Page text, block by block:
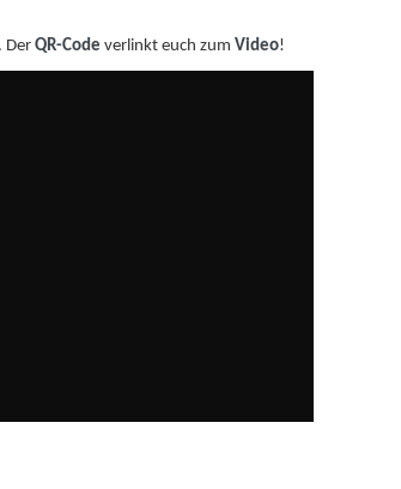
Der QR-Code verlinkt euch zum Video!